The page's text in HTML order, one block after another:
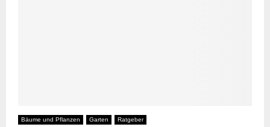
Bäume und Pflanzen Garten Ratgeber